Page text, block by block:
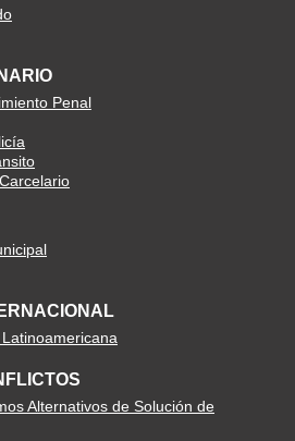
Penal
Alternativos de Solución de